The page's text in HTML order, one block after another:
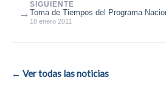
SIGUIENTE
Toma de Tiempos del Programa
Deportiva
18 enero 2011
→
← Ver todas las noticias